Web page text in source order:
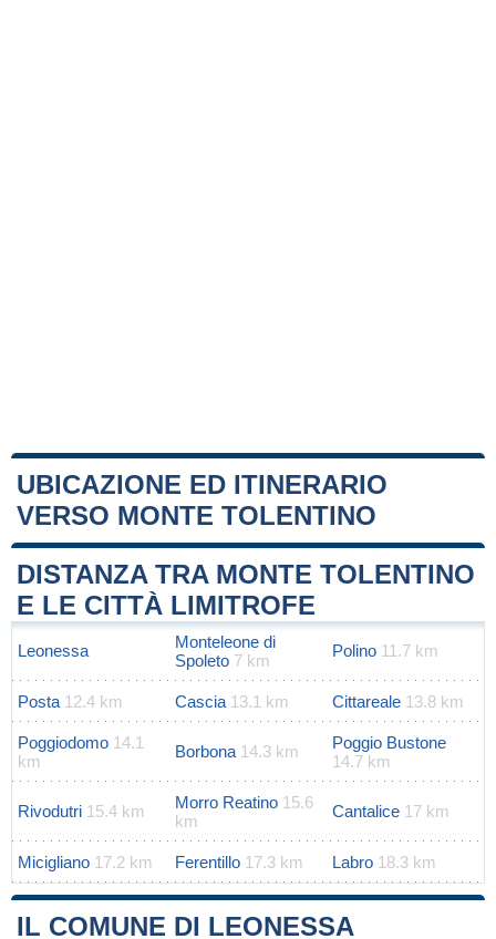
UBICAZIONE ED ITINERARIO
VERSO MONTE TOLENTINO
+
−
Leaflet | Map data ©OpenStreetMap
DISTANZA TRA MONTE TOLENTINO
E LE CITTÀ LIMITROFE
Leonessa
Monteleone di
Spoleto 7 km
Polino 11.7 km
Posta 12.4 km Cascia 13.1 km Cittareale 13.8 km
Poggiodomo 14.1
km
Borbona 14.3 km
Poggio Bustone
14.7 km
Rivodutri 15.4 km Morro Reatino 15.6
km
Cantalice 17 km
Micigliano 17.2 km Ferentillo 17.3 km Labro 18.3 km
IL COMUNE DI LEONESSA